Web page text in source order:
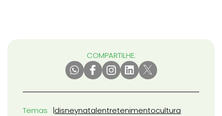
COMPARTILHE:
Temas disneynatalentretenimentocultura